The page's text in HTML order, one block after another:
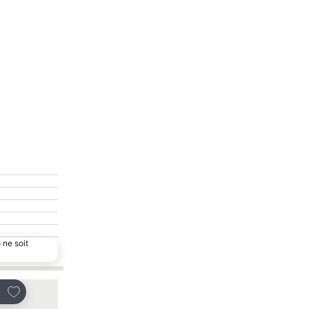
ne soit
Ajouter à mes favoris